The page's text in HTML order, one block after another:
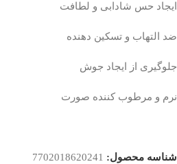
ایجاد حس شادابی و لطافت
ضد التهاب و تسکین دهنده
جلوگیری از ایجاد جوش
نرم و مرطوب کننده صورت
شناسه محصول: 7702018620241